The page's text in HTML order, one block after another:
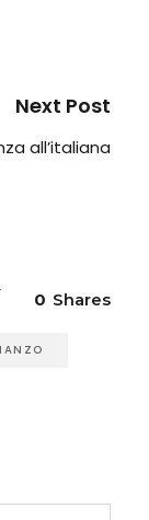
Next Post
all’italiana
0 Shares